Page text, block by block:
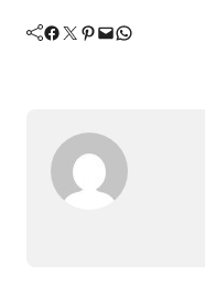
Facebook Twitter Pinterest Mail WhatsApp